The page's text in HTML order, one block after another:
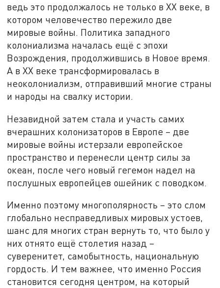
ведь это продолжалось не только в XX веке, в
котором человечество пережило две
мировые войны. Политика западного
колониализма началась ещё с эпохи
Возрождения, продолжившись в Новое время.
А в XX веке трансформировалась в
неоколониализм, отправивший многие страны
и народы на свалку истории.
Незавидной затем стала и участь самих
вчерашних колонизаторов в Европе – две
мировые войны истерзали европейское
пространство и перенесли центр силы за
океан, после чего новый гегемон надел на
послушных европейцев ошейник с поводком.
Именно поэтому многополярность – это слом
глобально несправедливых мировых устоев,
шанс для многих стран вернуть то, что было у
них отнято ещё столетия назад –
суверенитет, самобытность, национальную
гордость. И тем важнее, что именно Россия
становится сегодня центром, на который